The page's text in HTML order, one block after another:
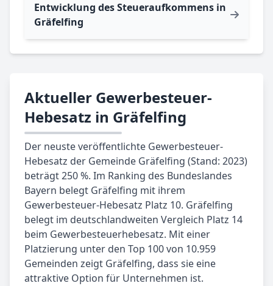
Entwicklung des Steueraufkommens in
Gräfelfing
Aktueller Gewerbesteuer-
Hebesatz in Gräfelfing
Der neuste veröffentlichte Gewerbesteuer-
Hebesatz der Gemeinde Gräfelfing (Stand: 2023)
beträgt 250 %. Im Ranking des Bundeslandes
Bayern belegt Gräfelfing mit ihrem
Gewerbesteuer-Hebesatz Platz 10. Gräfelfing
belegt im deutschlandweiten Vergleich Platz 14
beim Gewerbesteuerhebesatz. Mit einer
Platzierung unter den Top 100 von 10.959
Gemeinden zeigt Gräfelfing, dass sie eine
attraktive Option für Unternehmen ist.